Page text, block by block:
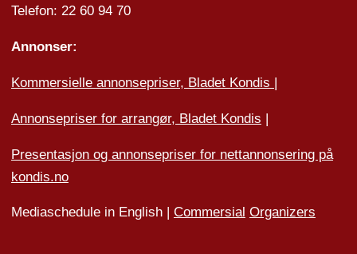
Telefon: 22 60 94 70
Annonser:
Kommersielle annonsepriser, Bladet Kondis |
Annonsepriser for arrangør, Bladet Kondis |
Presentasjon og annonsepriser for nettannonsering på
kondis.no
Mediaschedule in English | Commersial Organizers